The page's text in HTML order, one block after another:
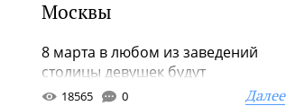
Москвы
8 марта в любом из заведений
столицы девушек будут
поздравлять цветами, угощать
18565 0 Далее